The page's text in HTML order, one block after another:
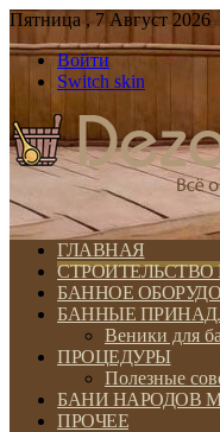
Пятница , 7 Август 2026
Войти
Switch skin
ГЛАВНАЯ
СТРОИТЕЛЬСТВО
БАННОЕ
БАННЫЕ
Веники для
ПРОЦЕДУРЫ
Полезные
БАНИ НАРОДОВ
ПРОЧЕЕ